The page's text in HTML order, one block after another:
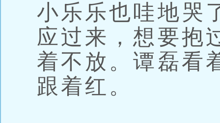
小乐乐也哇地哭
应过来，想要抱
着不放。谭磊看
跟着红。